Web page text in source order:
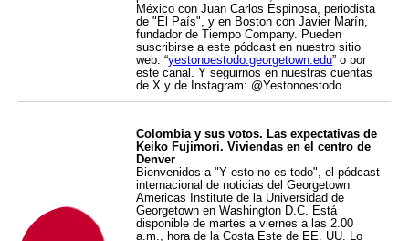
México con Juan Carlos Espinosa, periodista
de "El País", y en Boston con Javier Marín,
fundador de Tiempo Company. Pueden
suscribirse a este pódcast en nuestro sitio
web: “yestonoestodo.georgetown.edu” o por
este canal. Y seguirnos en nuestras cuentas
de X y de Instagram: @Yestonoestodo.
Colombia y sus votos. Las expectativas de
Keiko Fujimori. Viviendas en el centro de
Denver
Bienvenidos a "Y esto no es todo", el pódcast
internacional de noticias del Georgetown
Americas Institute de la Universidad de
Georgetown en Washington D.C. Está
disponible de martes a viernes a las 2.00
a.m., hora de la Costa Este de EE. UU. Lo